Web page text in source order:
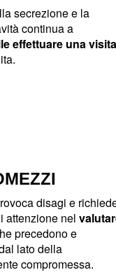
secrezione e la
continua a
effettuare una visita
disagi e
attenzione nel
precedono e
lato della
compromessa.